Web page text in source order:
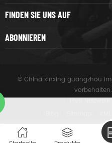
FINDEN SIE UNS AUF
ABONNIEREN
© China xinxing guangzhou
vorbehalten.